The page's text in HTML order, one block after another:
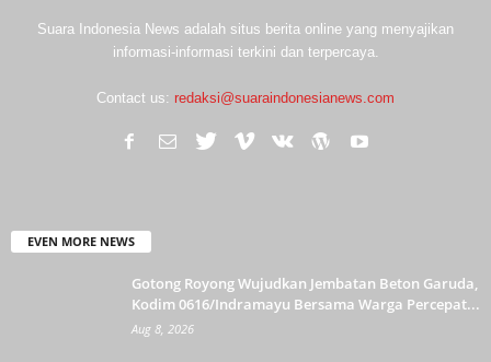
Suara Indonesia News adalah situs berita online yang menyajikan
informasi-informasi terkini dan terpercaya.
Contact us: redaksi@suaraindonesianews.com
EVEN MORE NEWS
Gotong Royong Wujudkan Jembatan Beton Garuda,
Kodim 0616/Indramayu Bersama Warga Percepat...
Aug 8, 2026